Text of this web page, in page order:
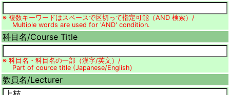
※ 複数キーワードはスペースで区切って指定可能（AND 検索）/
Multiple words are used for 'AND' condition.
科目名/Course Title
※ 科目名・科目名の一部（漢字/英文）/
Part of cource title (Japanese/English)
教員名/Lecturer